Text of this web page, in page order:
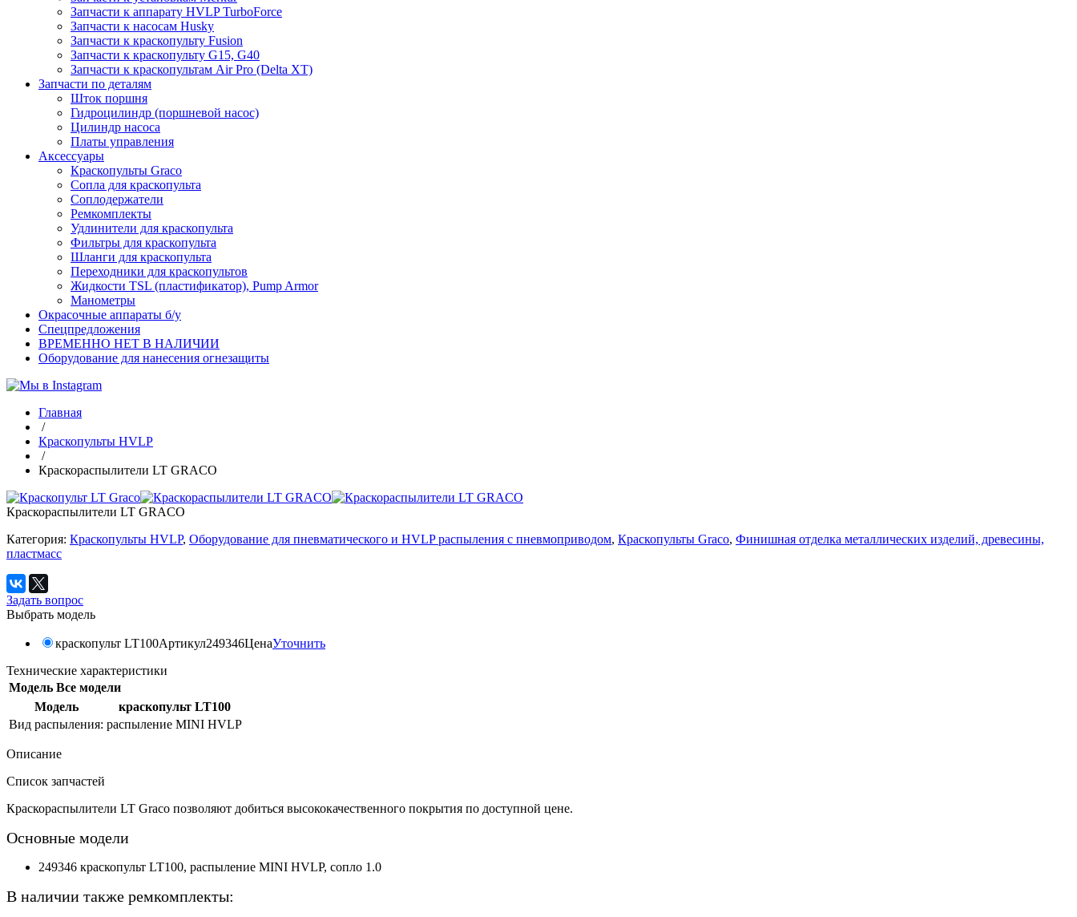
Запчасти к аппарату HVLP TurboForce
Запчасти к насосам Husky
Запчасти к краскопульту Fusion
Запчасти к краскопульту G15, G40
Запчасти к краскопультам Air Pro (Delta XT)
Запчасти по деталям
Шток поршня
Гидроцилиндр (поршневой насос)
Цилиндр насоса
Платы управления
Аксессуары
Краскопульты Graco
Сопла для краскопульта
Соплодержатели
Ремкомплекты
Удлинители для краскопульта
Фильтры для краскопульта
Шланги для краскопульта
Переходники для краскопультов
Жидкости TSL (пластификатор), Pump Armor
Манометры
Окрасочные аппараты б/у
Спецпредложения
ВРЕМЕННО НЕТ В НАЛИЧИИ
Оборудование для нанесения огнезащиты
Главная
/
Краскопульты HVLP
/
Краскораспылители LT GRACO
Краскораспылители LT GRACO
Категория: Краскопульты HVLP, Оборудование для пневматического и HVLP распыления с пневмоприводом, Краскопульты Graco, Финишная отделка металлических изделий, древесины,
пластмасс
Задать вопрос
Выбрать модель
краскопульт LT100Артикул249346ЦенаУточнить
Технические характеристики
Модель Все модели
Модель
краскопульт LT100
Вид распыления: распыление MINI HVLP
Описание
Список запчастей
Краскораспылители LT Graco позволяют добиться высококачественного покрытия по доступной цене.
Основные модели
249346 краскопульт LT100, распыление MINI HVLP, сопло 1.0
В наличии также ремкомплекты: